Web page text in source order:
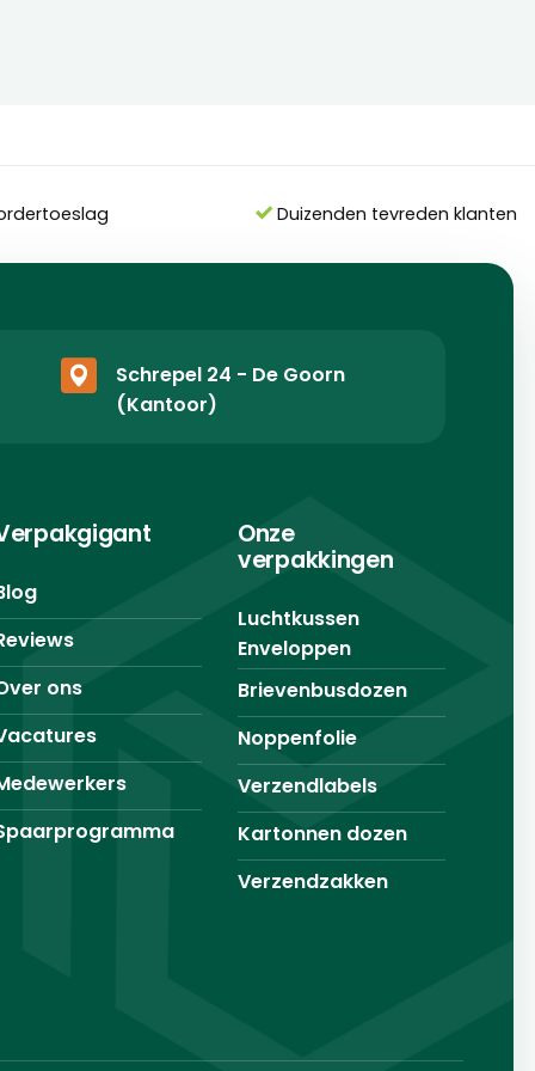
Duizenden tevreden klanten
Schrepel 24 - De Goorn
(Kantoor)
ons
Onze
verpakkingen
Luchtkussen
Enveloppen
Brievenbusdozen
Noppenfolie
Verzendlabels
Kartonnen dozen
Verzendzakken